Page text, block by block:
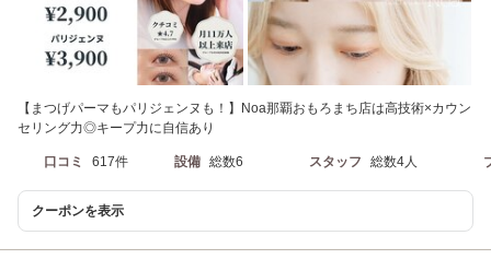
【まつげパーマもパリジェンヌも！】Noa那覇おもろまち店は高技術×カウン
セリング力◎キープ力に自信あり
口コミ 617件 設備 総数6 スタッフ 総数4人
クーポンを表示